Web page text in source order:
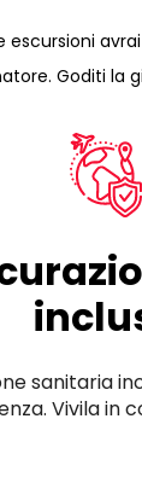
escursioni
Goditi la
sanitaria
Vivila in